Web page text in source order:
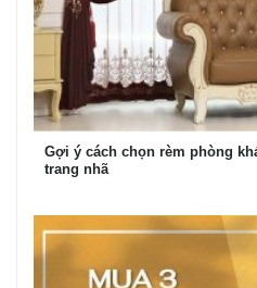
Gợi ý cách chọn rèm phòng
trang nhã